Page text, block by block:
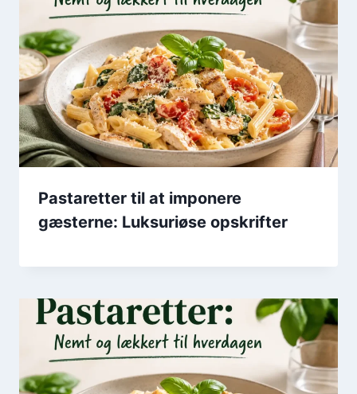
Pastaretter til at imponere
gæsterne: Luksuriøse opskrifter